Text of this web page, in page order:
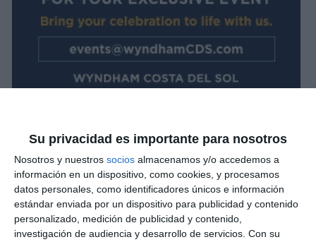
Su privacidad es importante para nosotros
Nosotros y nuestros socios almacenamos y/o accedemos a
información en un dispositivo, como cookies, y procesamos
datos personales, como identificadores únicos e información
estándar enviada por un dispositivo para publicidad y contenido
personalizado, medición de publicidad y contenido,
investigación de audiencia y desarrollo de servicios. Con su